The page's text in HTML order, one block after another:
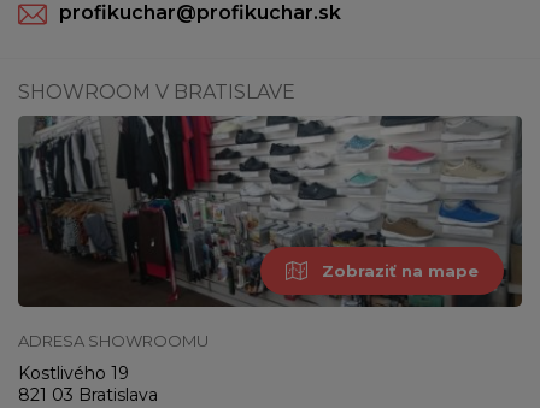
profikuchar@profikuchar.sk
SHOWROOM V BRATISLAVE
Zobraziť na mape
ADRESA SHOWROOMU
Kostlivého 19
821 03 Bratislava